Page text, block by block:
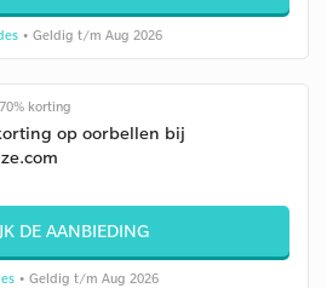
• Geldig t/m Aug 2026
korting
op oorbellen bij
DE AANBIEDING
• Geldig t/m Aug 2026